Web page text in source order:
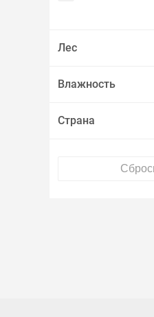
Лес
Влажность
Страна